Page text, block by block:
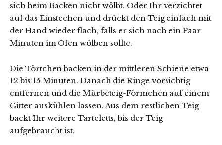
sich beim Backen nicht wölbt. Oder Ihr verzichtet
auf das Einstechen und drückt den Teig einfach mit
der Hand wieder flach, falls er sich nach ein Paar
Minuten im Ofen wölben sollte.
Die Törtchen backen in der mittleren Schiene etwa
12 bis 15 Minuten. Danach die Ringe vorsichtig
entfernen und die Mürbeteig-Förmchen auf einem
Gitter auskühlen lassen. Aus dem restlichen Teig
backt Ihr weitere Tarteletts, bis der Teig
aufgebraucht ist.